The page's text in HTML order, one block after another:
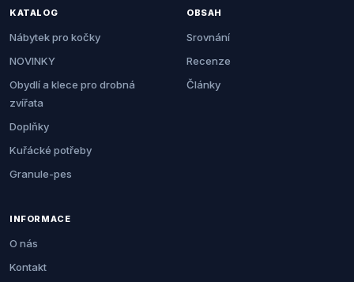
KATALOG
Nábytek pro kočky
NOVINKY
Obydlí a klece pro drobná
zvířata
Doplňky
Kuřácké potřeby
Granule-pes
OBSAH
Srovnání
Recenze
Články
INFORMACE
O nás
Kontakt